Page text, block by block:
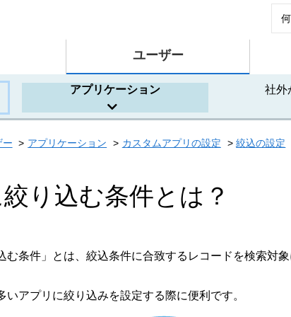
ユーザー
アプリケーション 社外
ー アプリケーション カスタムアプリの設定 絞込の設定
り込む条件とは？
む条件」とは、絞込条件に合致するレコードを検索対
いアプリに絞り込みを設定する際に便利です。